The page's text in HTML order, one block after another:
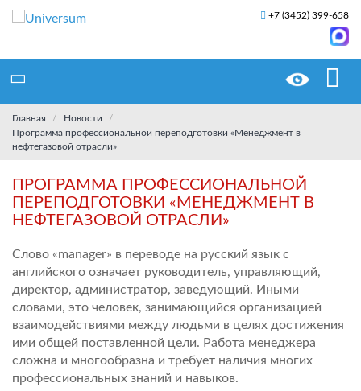
+7 (3452) 399-658
Главная
Новости
Программа профессиональной переподготовки «Менеджмент в
нефтегазовой отрасли»
ПРОГРАММА ПРОФЕССИОНАЛЬНОЙ
ПЕРЕПОДГОТОВКИ «МЕНЕДЖМЕНТ В
НЕФТЕГАЗОВОЙ ОТРАСЛИ»
Слово «manager» в переводе на русский язык с
английского означает руководитель, управляющий,
директор, администратор, заведующий. Иными
словами, это человек, занимающийся организацией
взаимодействиями между людьми в целях достижения
ими общей поставленной цели. Работа менеджера
сложна и многообразна и требует наличия многих
профессиональных знаний и навыков.